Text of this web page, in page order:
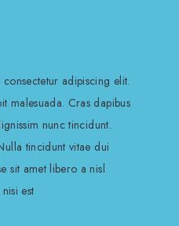
adipiscing elit.
malesuada. Cras dapibus
nunc tincidunt.
tincidunt vitae dui
sit amet libero a nisl
est